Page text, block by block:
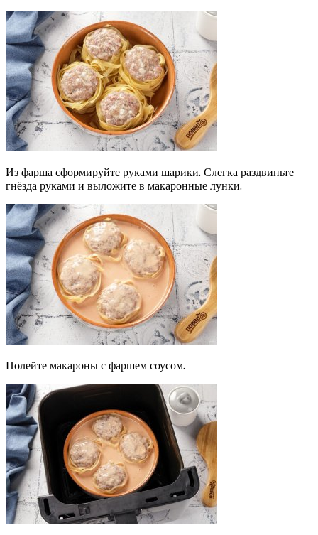
Из фарша сформируйте руками шарики. Слегка раздвиньте
гнёзда руками и выложите в макаронные лунки.
Полейте макароны с фаршем соусом.